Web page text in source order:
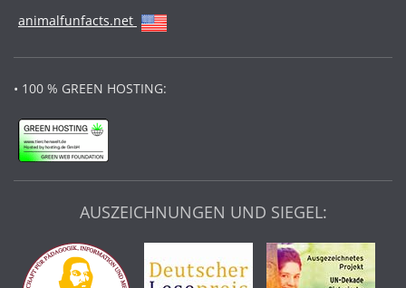
animalfunfacts.net
• 100 % GREEN HOSTING:
AUSZEICHNUNGEN UND SIEGEL: